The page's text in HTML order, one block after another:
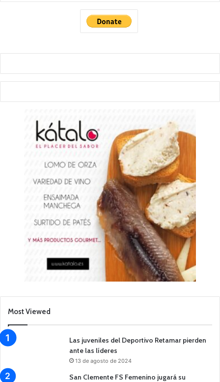
Most Viewed
Las juveniles del Deportivo Retamar pierden
ante las líderes
13 de agosto de 2024
San Clemente FS Femenino jugará su